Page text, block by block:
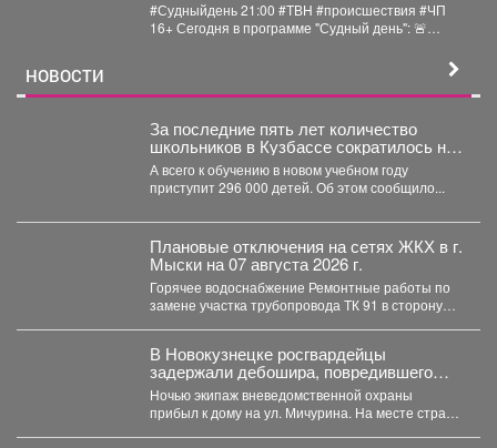
#Судныйдень 21:00 #ТВН #происшествия #ЧП
16+ Сегодня в программе "Судный день": 🚨
НОВОСТИ
За последние пять лет количество
школьников в Кузбассе сократилось на
8%
А всего к обучению в новом учебном году
приступит 296 000 детей. Об этом сообщило...
Плановые отключения на сетях ЖКХ в г.
Мыски на 07 августа 2026 г.
Горячее водоснабжение Ремонтные работы по
замене участка трубопровода ТК 91 в сторону
В Новокузнецке росгвардейцы
задержали дебошира, повредившего
окно и дверь квартиры сожительницы
Ночью экипаж вневедомственной охраны
прибыл к дому на ул. Мичурина. На месте стражи